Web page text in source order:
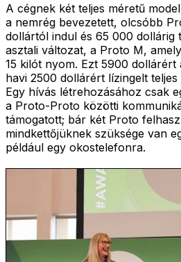
A cégnek két teljes méretű
a nemrég bevezetett, olcsóbb
dollártól indul és 65 000 dollárig
asztali változat, a Proto M,
15 kilót nyom. Ezt 5900 dollárért
havi 2500 dollárért lízingelt
Egy hívás létrehozásához csak
a Proto-Proto közötti
támogatott; bár két Proto
mindkettőjüknek szüksége van
például egy okostelefonra.